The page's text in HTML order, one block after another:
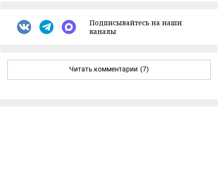
Подписывайтесь на наши
каналы
Читать комментарии (7)